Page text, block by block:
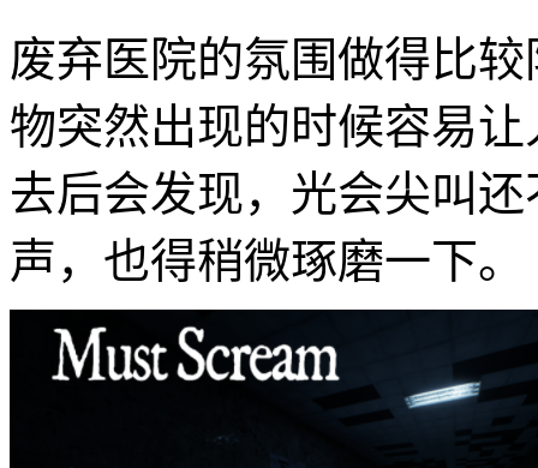
废弃医院的氛围做得比
物突然出现的时候容易
去后会发现，光会尖叫
声，也得稍微琢磨一下。